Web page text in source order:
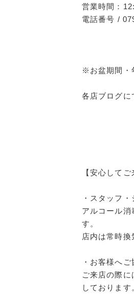
営業時間：
電話番号 /
※お盆期間・
各店ブログに
【安心して
・スタッフ
アルコール
す。
店内は常時
・お客様へ
ご来店の際
しております